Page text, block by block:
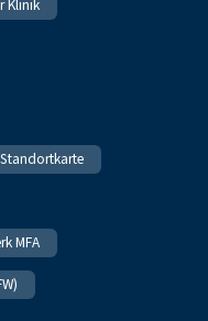
Klinik
MFA